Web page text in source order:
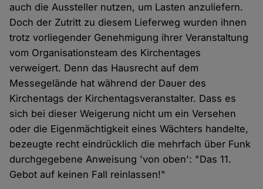
auch die Aussteller nutzen, um Lasten anzuliefern.
Doch der Zutritt zu diesem Lieferweg wurden ihnen
trotz vorliegender Genehmigung ihrer Veranstaltung
vom Organisationsteam des Kirchentages
verweigert. Denn das Hausrecht auf dem
Messegelände hat während der Dauer des
Kirchentags der Kirchentagsveranstalter. Dass es
sich bei dieser Weigerung nicht um ein Versehen
oder die Eigenmächtigkeit eines Wächters handelte,
bezeugte recht eindrücklich die mehrfach über Funk
durchgegebene Anweisung 'von oben': "Das 11.
Gebot auf keinen Fall reinlassen!"